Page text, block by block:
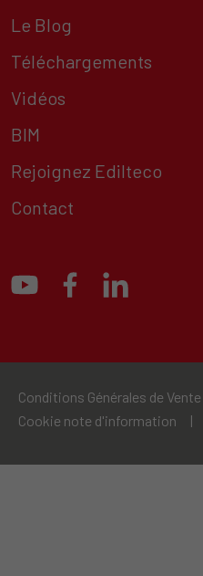
Le Blog
Téléchargements
Vidéos
BIM
Rejoignez Edilteco
Contact
Conditions Générales de Vente
Cookie note d'information
|